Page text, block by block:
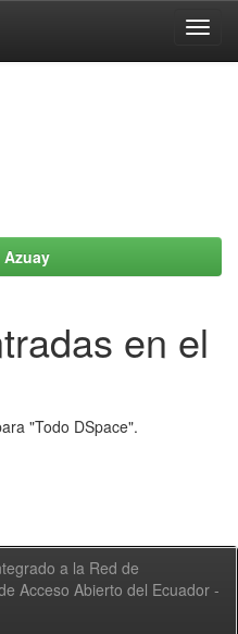
en el
"Todo DSpace".
a la Red de
Acceso Abierto del Ecuador -